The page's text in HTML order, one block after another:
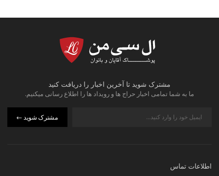
مشترک شوید تا آخرین اخبار را دریافت کنید
ما به شما تمامی اخبار حراج ها و رویداد ها را اطلاع رسانی میکنیم.
مشترک شوید
اطلاعات تماس